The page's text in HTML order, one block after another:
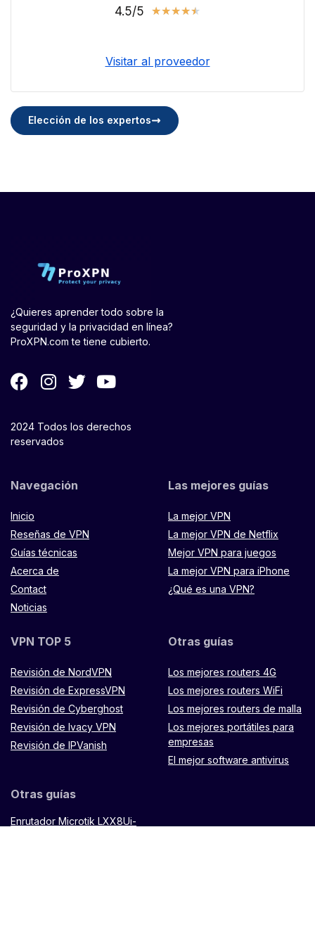
4.5/5 ★★★★★
Visitar al proveedor
Elección de los expertos
¿Quieres aprender todo sobre la
seguridad y la privacidad en línea?
ProXPN.com te tiene cubierto.
2024 Todos los derechos
reservados
Navegación
Inicio
Reseñas de VPN
Guías técnicas
Acerca de
Contact
Noticias
Las mejores guías
La mejor VPN
La mejor VPN de Netflix
Mejor VPN para juegos
La mejor VPN para iPhone
¿Qué es una VPN?
VPN TOP 5
Revisión de NordVPN
Revisión de ExpressVPN
Revisión de Cyberghost
Revisión de Ivacy VPN
Revisión de IPVanish
Otras guías
Los mejores routers 4G
Los mejores routers WiFi
Los mejores routers de malla
Los mejores portátiles para
empresas
El mejor software antivirus
Otras guías
Enrutador Microtik LXX8Ui-